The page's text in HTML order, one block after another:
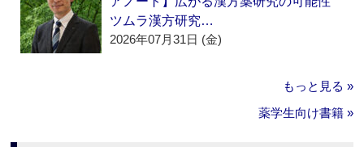
ツムラ漢方研究…
2026年07月31日 (金)
もっと見る »
薬学生向け書籍 »